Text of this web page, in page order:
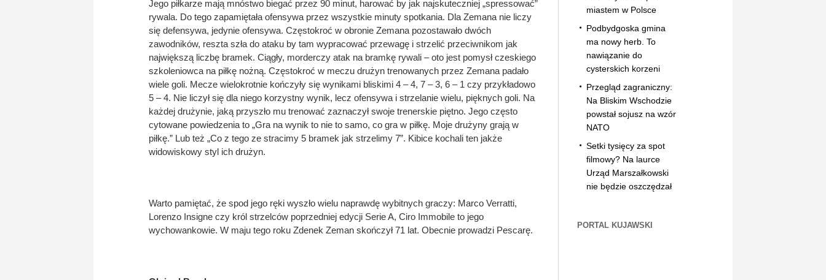
Jego piłkarze mają mnóstwo biegać przez 90 minut, harować by jak najskuteczniej „spressować”
rywala. Do tego zapamiętała ofensywa przez wszystkie minuty spotkania. Dla Zemana nie liczy
się defensywa, jedynie ofensywa. Częstokroć w obronie Zemana pozostawało dwóch
zawodników, reszta szła do ataku by tam wypracować przewagę i strzelić przeciwnikom jak
największą liczbę bramek. Ciągły, morderczy atak na bramkę rywali – oto jest pomysł czeskiego
szkoleniowca na piłkę nożną. Częstokroć w meczu drużyn trenowanych przez Zemana padało
wiele goli. Mecze wielokrotnie kończyły się wynikami bliskimi 4 – 4, 7 – 3, 6 – 1 czy przykładowo
5 – 4. Nie liczył się dla niego korzystny wynik, lecz ofensywa i strzelanie wielu, pięknych goli. Na
każdej drużynie, jaką przyszło mu trenować zaznaczył swoje trenerskie piętno. Jego często
cytowane powiedzenia to „Gra na wynik to nie to samo, co gra w piłkę. Moje drużyny grają w
piłkę.” Lub też „Co z tego ze stracimy 5 bramek jak strzelimy 7”. Kibice kochali ten jakże
widowiskowy styl ich drużyn.
Warto pamiętać, że spod jego ręki wyszło wielu naprawdę wybitnych graczy: Marco Verratti,
Lorenzo Insigne czy król strzelców poprzedniej edycji Serie A, Ciro Immobile to jego
wychowankowie. W maju tego roku Zdenek Zeman skończył 71 lat. Obecnie prowadzi Pescarę.
miastem w Polsce
Podbydgoska gmina
ma nowy herb. To
nawiązanie do
cysterskich korzeni
Przegląd zagraniczny:
Na Bliskim Wschodzie
powstał sojusz na wzór
NATO
Setki tysięcy za spot
filmowy? Na laurce
Urząd Marszałkowski
nie będzie oszczędzał
PORTAL KUJAWSKI